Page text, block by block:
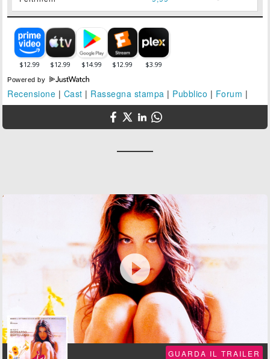
Powered by
Recensione | Cast | Rassegna stampa | Pubblico | Forum |

GUARDA IL TRAILER